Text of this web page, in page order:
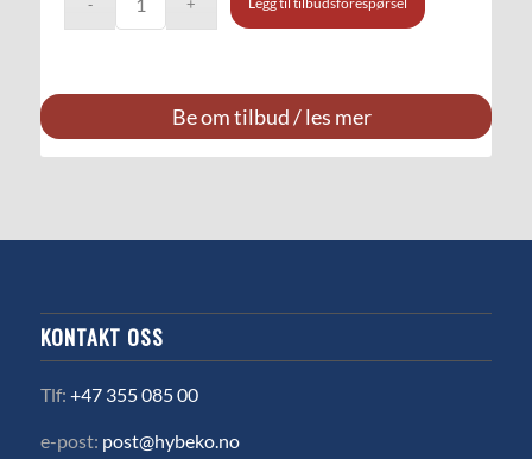
Be om tilbud / les mer
KONTAKT OSS
Tlf: +47 355 085 00
e-post: post@hybeko.no